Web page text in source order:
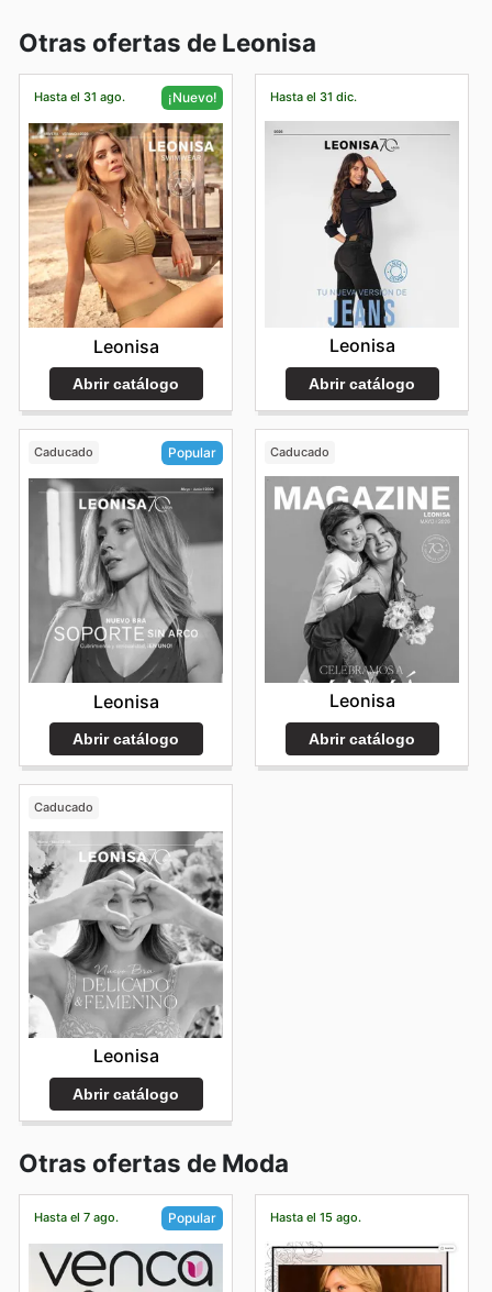
Otras ofertas de Leonisa
Hasta el 31 ago. ¡Nuevo!
Leonisa
Abrir catálogo
Hasta el 31 dic.
Leonisa
Abrir catálogo
Caducado Popular
Leonisa
Abrir catálogo
Caducado
Leonisa
Abrir catálogo
Caducado
Leonisa
Abrir catálogo
Otras ofertas de Moda
Hasta el 7 ago. Popular Hasta el 15 ago.